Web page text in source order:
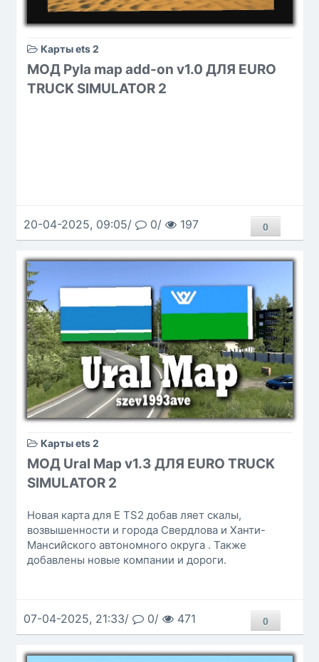
Карты ets 2
МОД Pyla map add-on v1.0 ДЛЯ EURO
TRUCK SIMULATOR 2
20-04-2025, 09:05/ 0/ 197 0
Карты ets 2
МОД Ural Map v1.3 ДЛЯ EURO TRUCK
SIMULATOR 2
Новая карта для E TS2 добав ляет скалы,
возвышенности и города Свердлова и Ханти-
Мансийского автономного округа . Также
добавлены новые компании и дороги.
07-04-2025, 21:33/ 0/ 471 0